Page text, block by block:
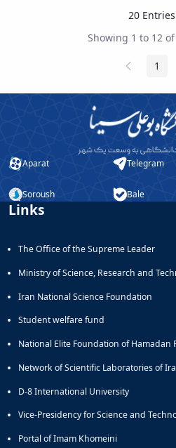
20 Entries
Per
Showing 1 to 12
Previous
Page Page
1
Aparat Telegram
Soroush Bale
Links
The Office of the Supreme Leader
Ministry of Science, Research and
Iran National Science Foundation
Student welfare fund
National Elite Foundation of Hamadan
Network of Scientific Laboratories of
D-8 International University
Vice-Presidency for Science and
Portal of Imam Khomeini